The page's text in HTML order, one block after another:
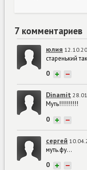
7 комментариев
юлия
старенький
0 + −
Dinamit
Муть!!!!!!!!!!
0 + −
сергей
муть.фу...
0 + −